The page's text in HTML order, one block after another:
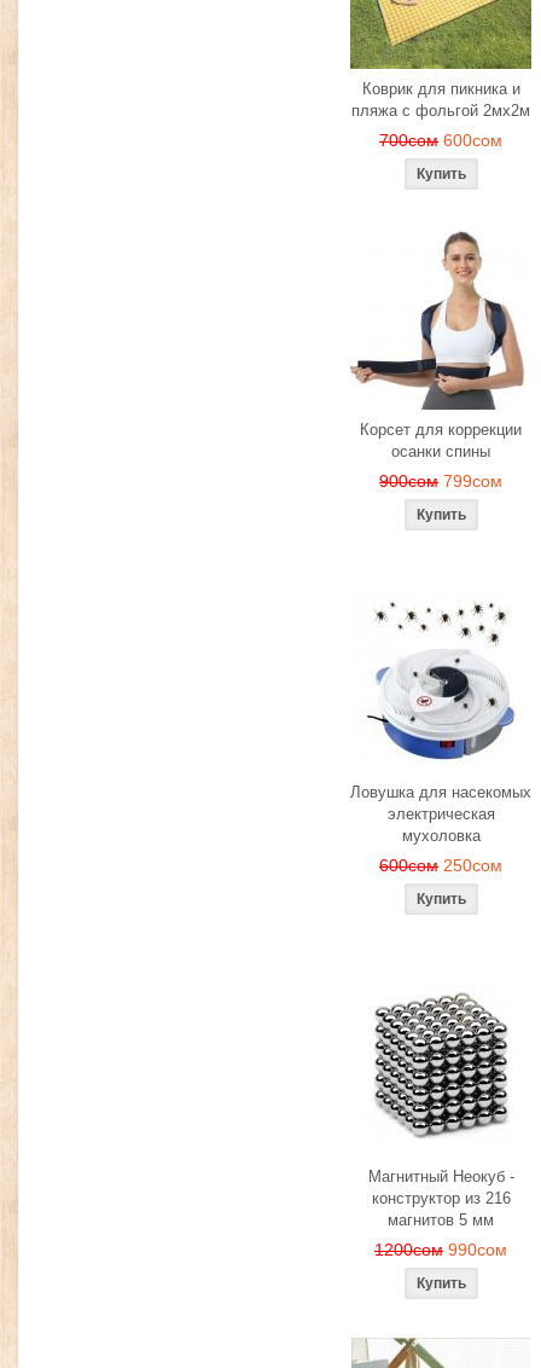
Коврик для пикника и
пляжа с фольгой 2мх2м
700сом 600сом
Корсет для коррекции
осанки спины
900сом 799сом
Ловушка для насекомых
электрическая
мухоловка
600сом 250сом
Магнитный Неокуб -
конструктор из 216
магнитов 5 мм
1200сом 990сом